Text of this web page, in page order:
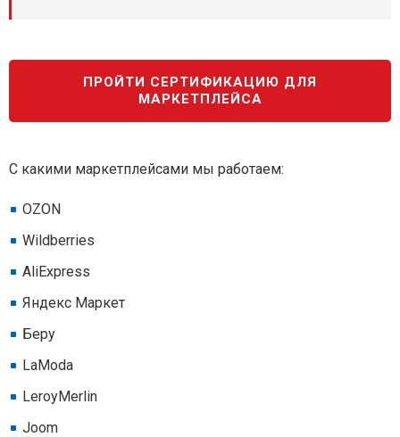
ПРОЙТИ СЕРТИФИКАЦИЮ ДЛЯ
МАРКЕТПЛЕЙСА
С какими маркетплейсами мы работаем:
OZON
Wildberries
AliExpress
Яндекс Маркет
Беру
LaModa
LeroyMerlin
Joom